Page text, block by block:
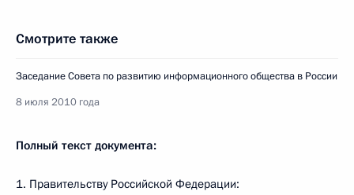
Смотрите также
Заседание Совета по развитию информационного общества в России
8 июля 2010 года
Полный текст документа:
1. Правительству Российской Федерации: